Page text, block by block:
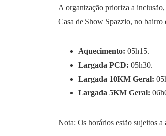
A organização prioriza a
Casa de Show Spazzio, no bairro
Aquecimento: 05h15.
Largada PCD: 05h30.
Largada 10KM Geral:
Largada 5KM Geral:
Nota: Os horários estão sujeitos a